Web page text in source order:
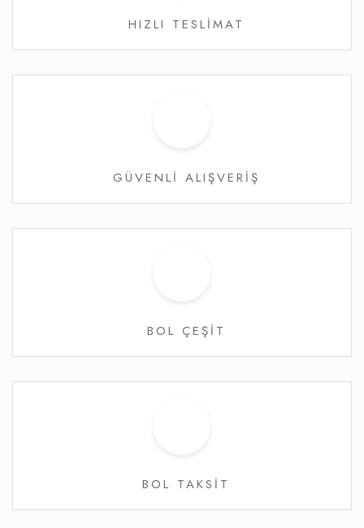
HIZLI TESLİMAT
GÜVENLİ ALIŞVERİŞ
BOL ÇEŞİT
BOL TAKSİT